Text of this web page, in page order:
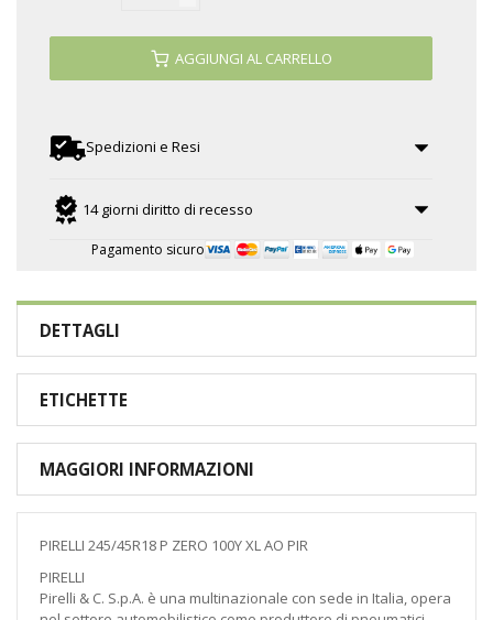
AGGIUNGI AL CARRELLO
Spedizioni e Resi
14 giorni diritto di recesso
Pagamento sicuro
DETTAGLI
ETICHETTE
MAGGIORI INFORMAZIONI
PIRELLI 245/45R18 P ZERO 100Y XL AO PIR
PIRELLI
Pirelli & C. S.p.A. è una multinazionale con sede in Italia, opera